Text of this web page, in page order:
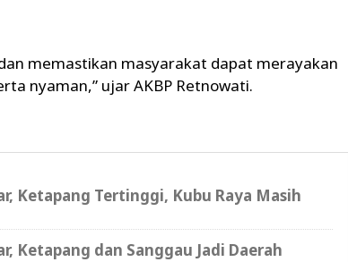
memastikan masyarakat dapat merayakan
nyaman,” ujar AKBP Retnowati.
Ketapang Tertinggi, Kubu Raya Masih
Ketapang dan Sanggau Jadi Daerah